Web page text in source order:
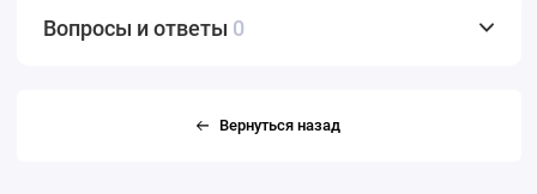
Вопросы и ответы 0
Вернуться назад